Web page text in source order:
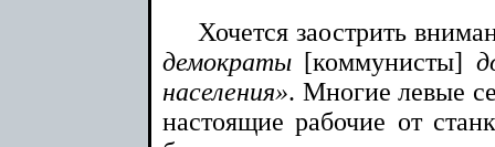
Хочется заострить
демократы [коммунисты]
населения». Многие левые
настоящие рабочие от